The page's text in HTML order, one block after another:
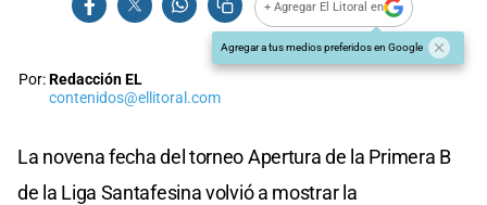
+ Agregar El Litoral en
Agregar a tus medios preferidos en Google
Por:Redacción EL
contenidos@ellitoral.com
La novena fecha del torneo Apertura de la Primera B
de la Liga Santafesina volvió a mostrar la